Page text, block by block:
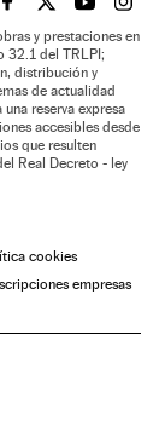
EL PAÍS BRASIL EN
EL PAÍSEL PAÍS
EL
y prestaciones en
32.1 del TRLPI;
distribución y
de actualidad
reserva expresa
accesibles desde
que resulten
Real Decreto - ley
cookies
empresas